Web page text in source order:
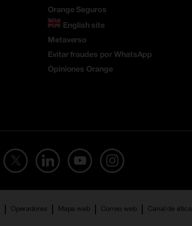
Orange Seguros
English site
Metaverso
Evitar fraudes por WhatsApp
Opiniones Orange
Operadores Mapa web Correo web Canal de ética